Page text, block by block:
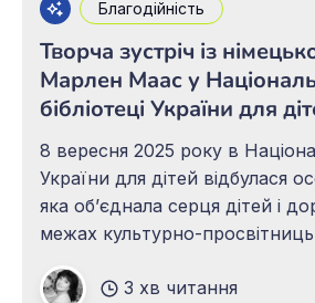
Благодійність
Творча зустріч із
Марлен Маас у
бібліотеці України для
8 вересня 2025 року в
України для дітей відбулася
яка об’єднала серця дітей і
межах культурно-
завітала Марлен Маас —
3 хв читання